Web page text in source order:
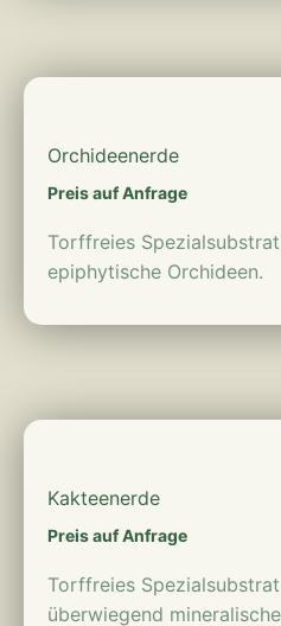
Orchideenerde
Preis auf Anfrage
Torffreies
epiphytische Orchideen.
Kakteenerde
Preis auf Anfrage
Torffreies
überwiegend